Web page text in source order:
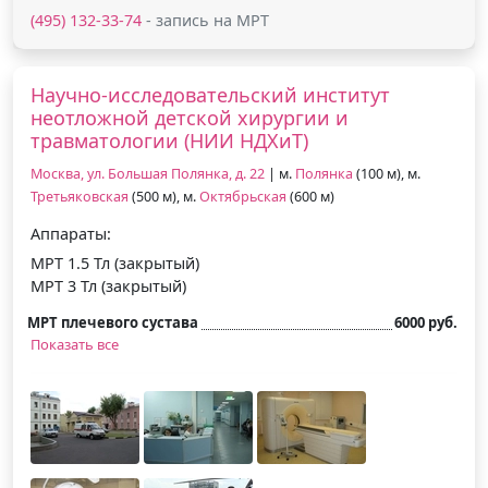
(495) 132-33-74 - запись на МРТ
Научно-исследовательский институт
неотложной детской хирургии и
травматологии (НИИ НДХиТ)
Москва, ул. Большая Полянка, д. 22 | м. Полянка (100 м), м.
Третьяковская (500 м), м.Октябрьская (600 м)
Аппараты:
МРТ 1.5 Тл (закрытый)
МРТ 3 Тл (закрытый)
МРТ плечевого сустава
6000 руб.
Показать все